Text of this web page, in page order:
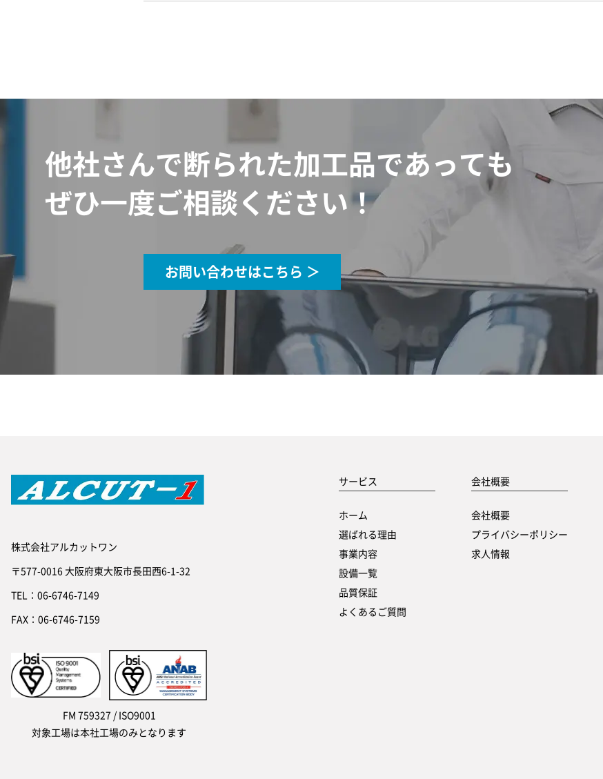
他社さんで断られた加工品であっても
ぜひ一度ご相談ください！
お問い合わせはこちら ＞
株式会社アルカットワン
〒577-0016 大阪府東大阪市長田西6-1-32
TEL：06-6746-7149
FAX：06-6746-7159
FM 759327 / ISO9001
対象工場は本社工場のみとなります
サービス
ホーム
選ばれる理由
事業内容
設備一覧
品質保証
よくあるご質問
会社概要
会社概要
プライバシーポリシー
求人情報